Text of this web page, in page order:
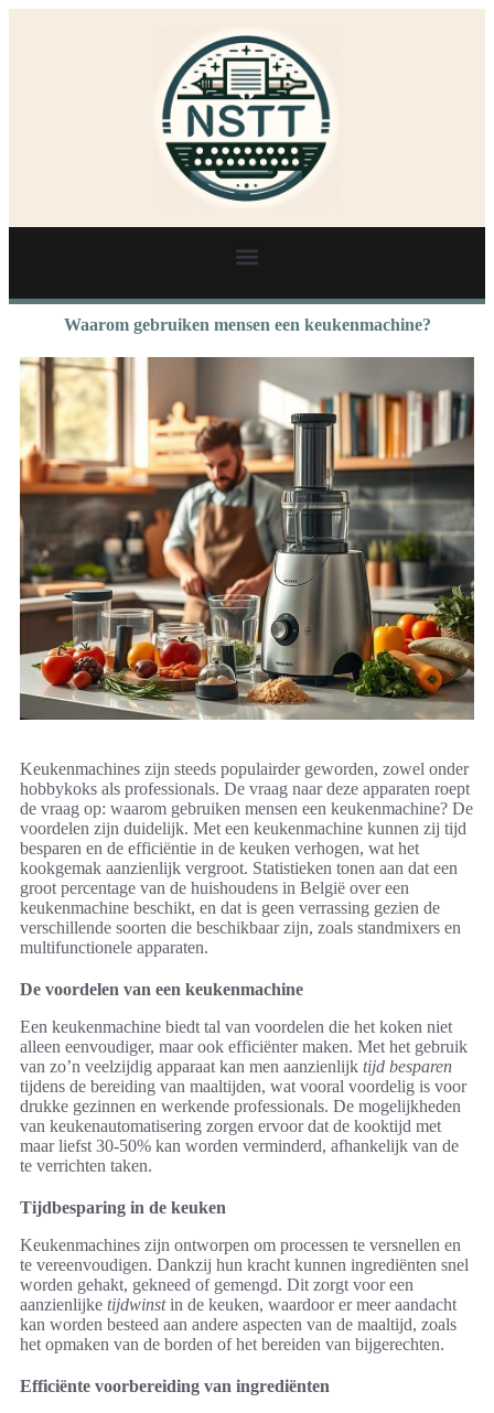
Waarom gebruiken mensen een keukenmachine?
Keukenmachines zijn steeds populairder geworden, zowel onder
hobbykoks als professionals. De vraag naar deze apparaten roept
de vraag op: waarom gebruiken mensen een keukenmachine? De
voordelen zijn duidelijk. Met een keukenmachine kunnen zij tijd
besparen en de efficiëntie in de keuken verhogen, wat het
kookgemak aanzienlijk vergroot. Statistieken tonen aan dat een
groot percentage van de huishoudens in België over een
keukenmachine beschikt, en dat is geen verrassing gezien de
verschillende soorten die beschikbaar zijn, zoals standmixers en
multifunctionele apparaten.
De voordelen van een keukenmachine
Een keukenmachine biedt tal van voordelen die het koken niet
alleen eenvoudiger, maar ook efficiënter maken. Met het gebruik
van zo’n veelzijdig apparaat kan men aanzienlijk tijd besparen
tijdens de bereiding van maaltijden, wat vooral voordelig is voor
drukke gezinnen en werkende professionals. De mogelijkheden
van keukenautomatisering zorgen ervoor dat de kooktijd met
maar liefst 30-50% kan worden verminderd, afhankelijk van de
te verrichten taken.
Tijdbesparing in de keuken
Keukenmachines zijn ontworpen om processen te versnellen en
te vereenvoudigen. Dankzij hun kracht kunnen ingrediënten snel
worden gehakt, gekneed of gemengd. Dit zorgt voor een
aanzienlijke tijdwinstin de keuken, waardoor er meer aandacht
kan worden besteed aan andere aspecten van de maaltijd, zoals
het opmaken van de borden of het bereiden van bijgerechten.
Efficiënte voorbereiding van ingrediënten